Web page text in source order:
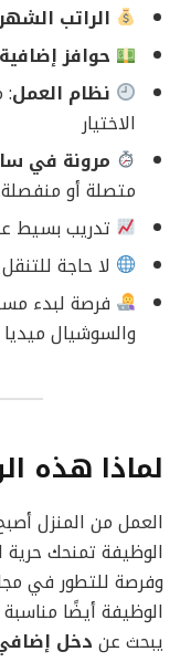
الراتب
حوافز إضافية
نظام العمل:
الاختيار
مرونة في
متصلة أو منفصلة
تدريب بسيط
لا حاجة
فرصة لبدء
والسوشيال
لماذا هذه
العمل من المنزل
الوظيفة تمنحك
وفرصة للتطور في
الوظيفة أيضًا
يبحث عن دخل